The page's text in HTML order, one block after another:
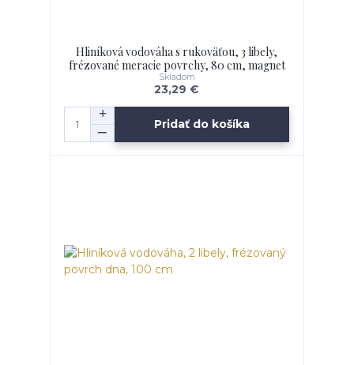
Hliníková vodováha s rukoväťou, 3 libely,
frézované meracie povrchy, 80 cm, magnet
23,29 €
Skladom
Pridať do košíka